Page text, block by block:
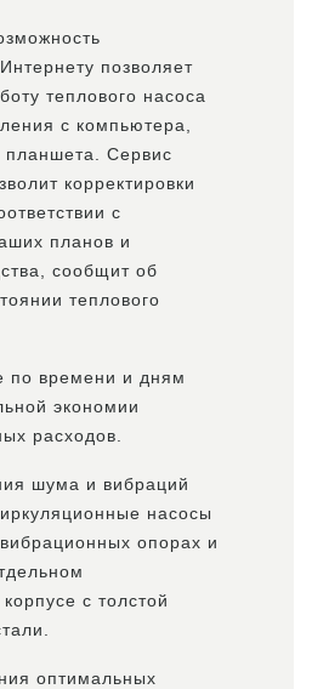
позволяет
теплового насоса
с компьютера,
Сервис
корректировки
с
планов и
сообщит об
теплового
по времени и дням
экономии
расходов.
шума и вибраций
насосы
опорах и
с толстой
оптимальных